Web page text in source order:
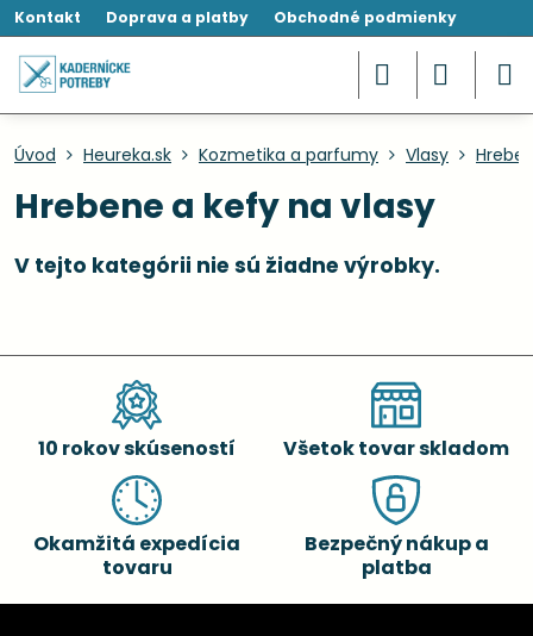
Kontakt Doprava a platby Obchodné podmienky
Úvod Heureka.sk Kozmetika a parfumy Vlasy
Hrebene a kefy na vlasy
10 rokov skúseností Všetok tovar skladom
Okamžitá expedícia
tovaru
Bezpečný nákup a
platba